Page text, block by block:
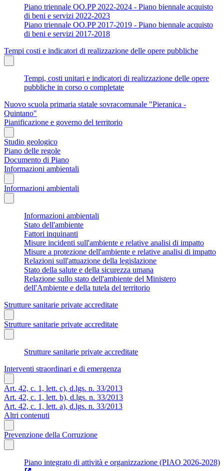
Piano triennale OO.PP 2022-2024 - Piano biennale acquisto
di beni e servizi 2022-2023
Piano triennale OO.PP 2017-2019 - Piano biennale acquisto
di beni e servizi 2017-2018
Tempi costi e indicatori di realizzazione delle opere pubbliche
Tempi, costi unitari e indicatori di realizzazione delle opere
pubbliche in corso o completate
Nuovo scuola primaria statale sovracomunale "Pieranica -
Quintano"
Pianificazione e governo del territorio
Studio geologico
Piano delle regole
Documento di Piano
Informazioni ambientali
Informazioni ambientali
Informazioni ambientali
Stato dell'ambiente
Fattori inquinanti
Misure incidenti sull'ambiente e relative analisi di impatto
Misure a protezione dell'ambiente e relative analisi di impatto
Relazioni sull'attuazione della legislazione
Stato della salute e della sicurezza umana
Relazione sullo stato dell'ambiente del Ministero
dell'Ambiente e della tutela del territorio
Strutture sanitarie private accreditate
Strutture sanitarie private accreditate
Strutture sanitarie private accreditate
Interventi straordinari e di emergenza
Art. 42, c. 1, lett. c), d.lgs. n. 33/2013
Art. 42, c. 1, lett. b), d.lgs. n. 33/2013
Art. 42, c. 1, lett. a), d.lgs. n. 33/2013
Altri contenuti
Prevenzione della Corruzione
Piano integrato di attività e organizzazione (PIAO 2026-2028)